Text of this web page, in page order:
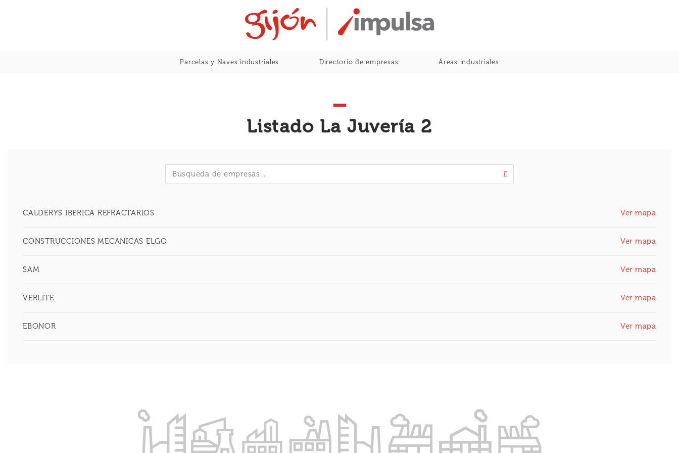
Home
Parcelas y Naves industriales Directorio de empresas Áreas industriales
Listado La Juvería 2
CALDERYS IBERICA REFRACTARIOS Ver mapa
CONSTRUCCIONES MECANICAS ELGO Ver mapa
SAM Ver mapa
VERLITE Ver mapa
EBONOR Ver mapa